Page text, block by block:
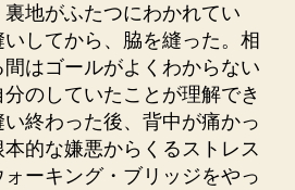
地がふたつにわかれてい
してから、脇を縫った。相
はゴールがよくわからない
のしていたことが理解でき
終わった後、背中が痛かっ
的な嫌悪からくるストレス
ーキング・ブリッジをやっ